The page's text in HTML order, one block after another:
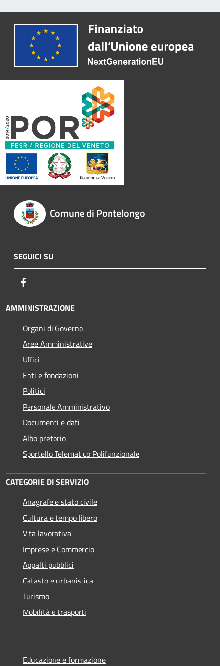
Comune di Pontelongo
SEGUICI SU
AMMINISTRAZIONE
Organi di Governo
Aree Amministrative
Uffici
Enti e fondazioni
Politici
Personale Amministrativo
Documenti e dati
Albo pretorio
Sportello Telematico Polifunzionale
CATEGORIE DI SERVIZIO
Anagrafe e stato civile
Cultura e tempo libero
Vita lavorativa
Imprese e Commercio
Appalti pubblici
Catasto e urbanistica
Turismo
Mobilità e trasporti
Educazione e formazione